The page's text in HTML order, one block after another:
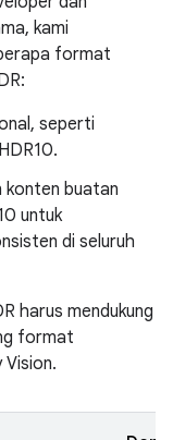
kami
format
seperti
konten buatan
untuk
di seluruh
harus mendukung
format